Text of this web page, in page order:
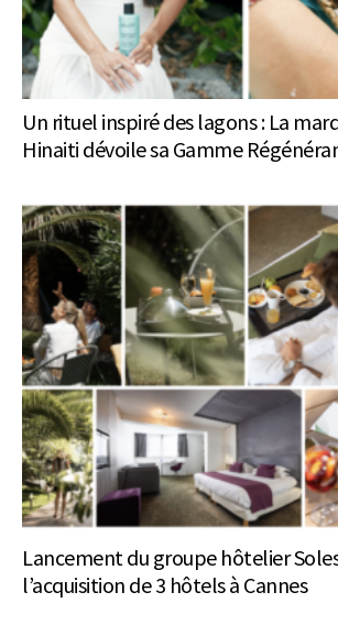
Un rituel inspiré des lagons : La
Hinaiti dévoile sa Gamme
Lancement du groupe hôtelier
l’acquisition de 3 hôtels à Cannes